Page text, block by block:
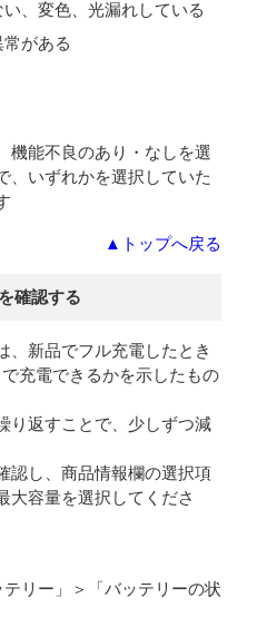
、変色、光漏れしている
がある
機能不良のあり・なしを選
、いずれかを選択していた
▲トップへ戻る
確認する
、新品でフル充電したとき
充電できるかを示したもの
り返すことで、少しずつ減
認し、商品情報欄の選択項
大容量を選択してくださ
リー」＞「バッテリーの状